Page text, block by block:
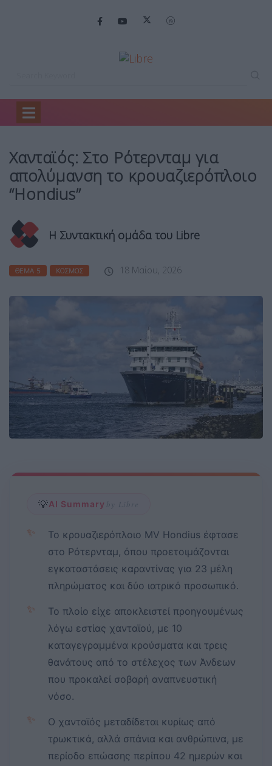
Home
Χανταϊός: Στο Ρότερνταμ για
απολύμανση το κρουαζιερόπλοιο
“Hondius”
Η Συντακτική ομάδα του Libre
ΘΈΜΑ 5 ΚΌΣΜΟΣ 18 Μαΐου, 2026
💡AI Summary by Libre
✨
Το κρουαζιερόπλοιο MV Hondius έφτασε
στο Ρότερνταμ, όπου προετοιμάζονται
εγκαταστάσεις καραντίνας για 23 μέλη
πληρώματος και δύο ιατρικό προσωπικό.
✨
Το πλοίο είχε αποκλειστεί προηγουμένως
λόγω εστίας χανταϊού, με 10
καταγεγραμμένα κρούσματα και τρεις
θανάτους από το στέλεχος των Άνδεων
που προκαλεί σοβαρή αναπνευστική
νόσο.
✨
Ο χανταϊός μεταδίδεται κυρίως από
τρωκτικά, αλλά σπάνια και ανθρώπινα, με
περίοδο επώασης περίπου 42 ημερών και